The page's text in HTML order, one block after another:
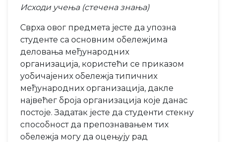
Исходи учења (стечена знања)
Сврха овог предмета јесте да упозна
студенте са основним обележјима
деловања међународних
организација, користећи се приказом
уобичајених обележја типичних
међународних организација, дакле
највећег броја организација које данас
постоје. Задатак јесте да студенти стекну
способност да препознавањем тих
обележја могу да оцењују рад